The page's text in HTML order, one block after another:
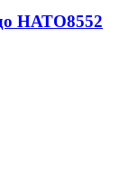
НАТО8552